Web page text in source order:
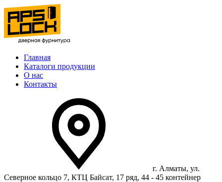
Главная
Каталоги продукции
О нас
Контакты
г. Алматы, ул.
Северное кольцо 7, КТЦ Байсат, 17 ряд, 44 - 45 контейнер